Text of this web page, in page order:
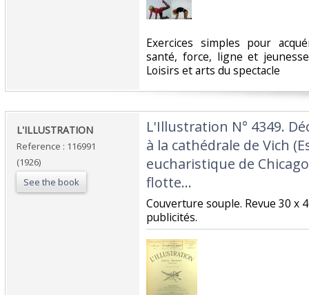
‎Exercices simples pour
santé, force, ligne et
Loisirs et arts du spectacle‎
‎L'ILLUSTRATION ‎
Reference : 116991
(1926)
See the book
‎L'Illustration N° 4349.
à la cathédrale de Vich
eucharistique de
flotte…‎
‎Couverture souple. Revue 30 x
publicités.‎